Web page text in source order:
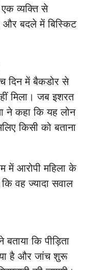
एक व्यक्ति से
और बदले में बिस्किट
दिन में बैकडोर से
मिला। जब इशरत
ने कहा कि यह लोन
किसी को बताना
में आरोपी महिला के
वह ज्यादा सवाल
कि पीड़िता
है और जांच शुरू